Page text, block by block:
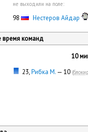
не выходили на поле:
98 Нестеров Айдар
время команд
10
23,Рибка М. — 10 (